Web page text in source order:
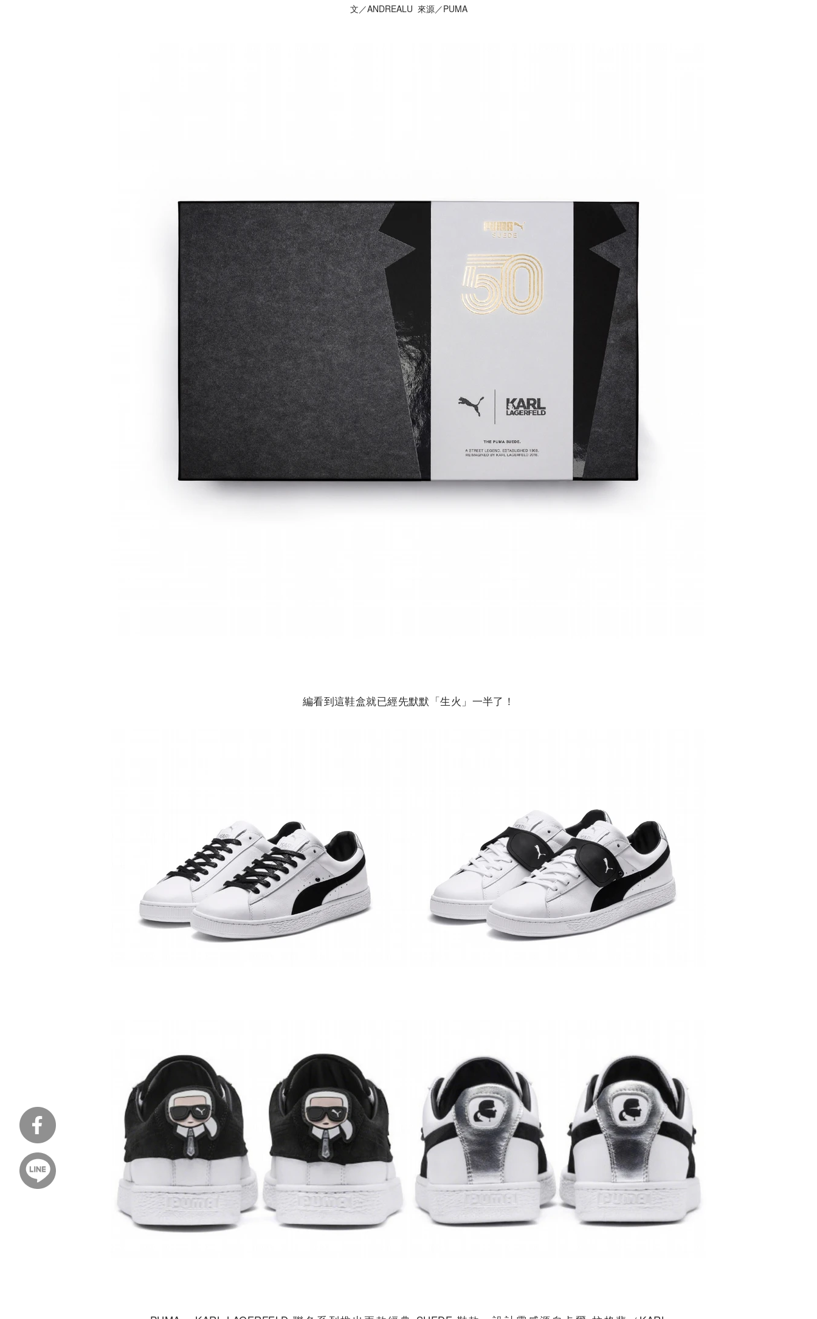
文／ANDREALU 來源／PUMA
編看到這鞋盒就已經先默默「生火」一半了！